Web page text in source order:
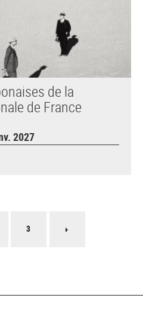
de la
de France
2027
3